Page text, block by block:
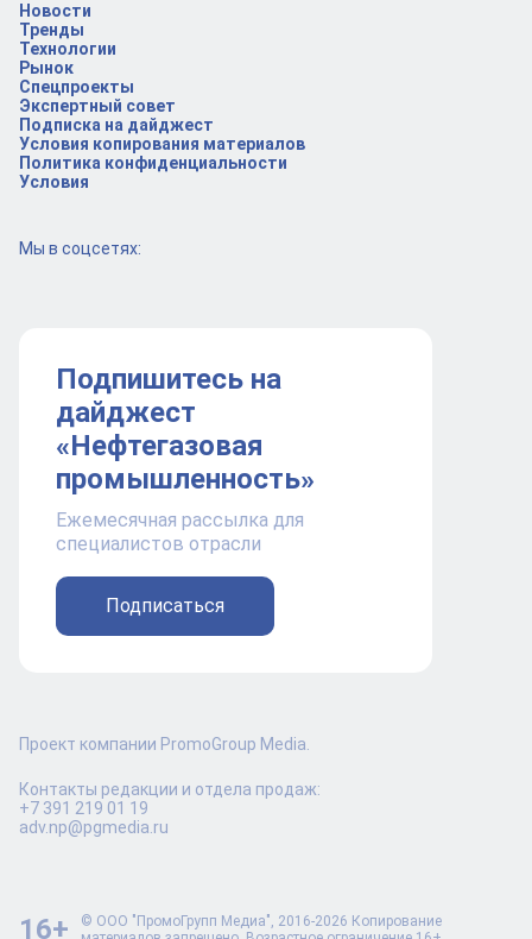
Новости
Тренды
Технологии
Рынок
Спецпроекты
Экспертный совет
Подписка на дайджест
Условия копирования материалов
Политика конфиденциальности
Условия
Мы в соцсетях:
Подпишитесь на
дайджест
«Нефтегазовая
промышленность»
Ежемесячная рассылка для
специалистов отрасли
Подписаться
Проект компании PromoGroup Media.
Контакты редакции и отдела продаж:
+7 391 219 01 19
adv.np@pgmedia.ru
© ООО "ПромоГрупп Медиа", 2016-2026 Копирование
16+